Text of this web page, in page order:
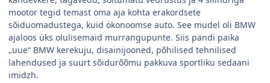
mootor tegid temast oma aja kohta erakordsete
sõiduomadustega, kuid ökonoomse auto. See mudel oli BMW
ajaloos üks olulisemaid murrangupunte. Siis pandi paika
„uue“ BMW kerekuju, disainijooned, põhilised tehnilised
lahendused ja suurt sõidurõõmu pakkuva sportliku sedaani
imidzh.